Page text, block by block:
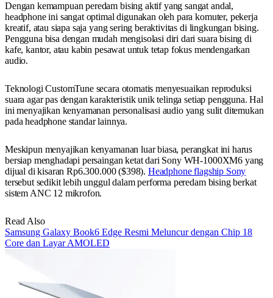
Dengan kemampuan peredam bising aktif yang sangat andal,
headphone ini sangat optimal digunakan oleh para komuter, pekerja
kreatif, atau siapa saja yang sering beraktivitas di lingkungan bising.
Pengguna bisa dengan mudah mengisolasi diri dari suara bising di
kafe, kantor, atau kabin pesawat untuk tetap fokus mendengarkan
audio.
Teknologi CustomTune secara otomatis menyesuaikan reproduksi
suara agar pas dengan karakteristik unik telinga setiap pengguna. Hal
ini menyajikan kenyamanan personalisasi audio yang sulit ditemukan
pada headphone standar lainnya.
Meskipun menyajikan kenyamanan luar biasa, perangkat ini harus
bersiap menghadapi persaingan ketat dari Sony WH-1000XM6 yang
dijual di kisaran Rp6.300.000 ($398). Headphone flagship Sony
tersebut sedikit lebih unggul dalam performa peredam bising berkat
sistem ANC 12 mikrofon.
Read Also
Samsung Galaxy Book6 Edge Resmi Meluncur dengan Chip 18
Core dan Layar AMOLED